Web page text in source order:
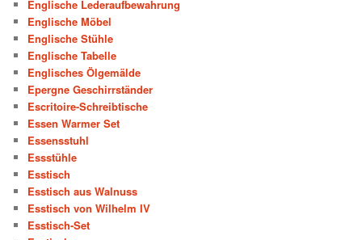
Englische Lederaufbewahrung
Englische Möbel
Englische Stühle
Englische Tabelle
Englisches Ölgemälde
Epergne Geschirrständer
Escritoire-Schreibtische
Essen Warmer Set
Essensstuhl
Essstühle
Esstisch
Esstisch aus Walnuss
Esstisch von Wilhelm IV
Esstisch-Set